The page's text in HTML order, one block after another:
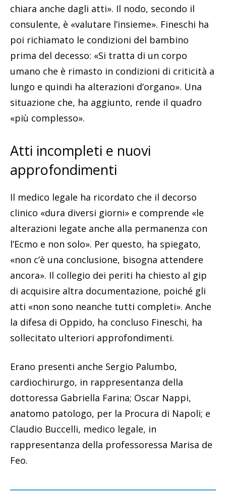
chiara anche dagli atti». Il nodo, secondo il
consulente, è «valutare l’insieme». Fineschi ha
poi richiamato le condizioni del bambino
prima del decesso: «Si tratta di un corpo
umano che è rimasto in condizioni di criticità a
lungo e quindi ha alterazioni d’organo». Una
situazione che, ha aggiunto, rende il quadro
«più complesso».
Atti incompleti e nuovi
approfondimenti
Il medico legale ha ricordato che il decorso
clinico «dura diversi giorni» e comprende «le
alterazioni legate anche alla permanenza con
l’Ecmo e non solo». Per questo, ha spiegato,
«non c’è una conclusione, bisogna attendere
ancora». Il collegio dei periti ha chiesto al gip
di acquisire altra documentazione, poiché gli
atti «non sono neanche tutti completi». Anche
la difesa di Oppido, ha concluso Fineschi, ha
sollecitato ulteriori approfondimenti.
Erano presenti anche Sergio Palumbo,
cardiochirurgo, in rappresentanza della
dottoressa Gabriella Farina; Oscar Nappi,
anatomo patologo, per la Procura di Napoli; e
Claudio Buccelli, medico legale, in
rappresentanza della professoressa Marisa de
Feo.